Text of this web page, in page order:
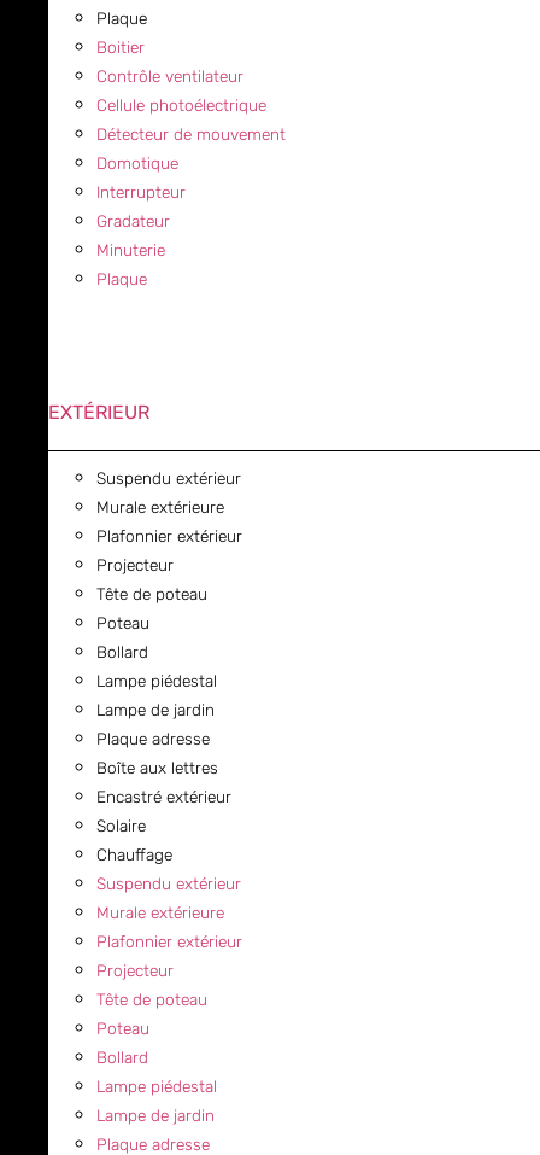
Plaque
Boitier
Contrôle ventilateur
Cellule photoélectrique
Détecteur de mouvement
Domotique
Interrupteur
Gradateur
Minuterie
Plaque
EXTÉRIEUR
Suspendu extérieur
Murale extérieure
Plafonnier extérieur
Projecteur
Tête de poteau
Poteau
Bollard
Lampe piédestal
Lampe de jardin
Plaque adresse
Boîte aux lettres
Encastré extérieur
Solaire
Chauffage
Suspendu extérieur
Murale extérieure
Plafonnier extérieur
Projecteur
Tête de poteau
Poteau
Bollard
Lampe piédestal
Lampe de jardin
Plaque adresse